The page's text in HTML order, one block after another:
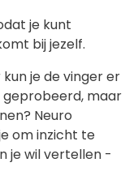
je kunt
bij jezelf.
je de vinger er
geprobeerd, maar
Neuro
om inzicht te
je wil vertellen -